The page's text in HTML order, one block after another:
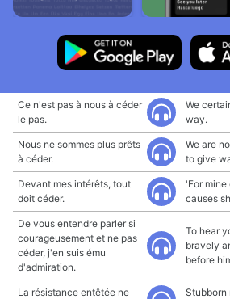
Ce n'est pas à nous à céder
le pas.
We
way.
Nous ne sommes plus prêts
à céder.
We are
to give
Devant mes intérêts, tout
doit céder.
'For mine
causes
De vous entendre parler si
courageusement et ne pas
céder, j'en suis ému
d'admiration.
To hear
bravely
before
La résistance entêtée ne
Stubborn